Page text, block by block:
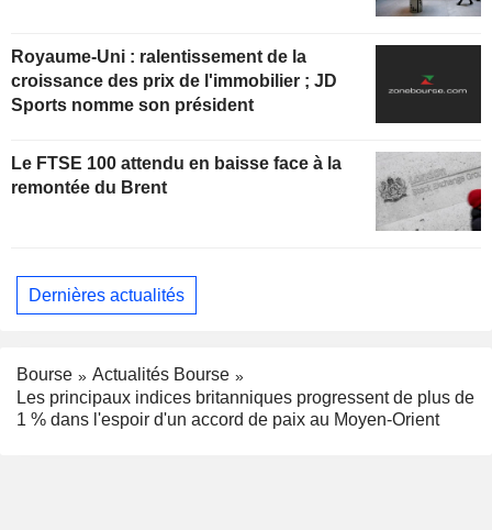
Royaume-Uni : ralentissement de la
croissance des prix de l'immobilier ; JD
Sports nomme son président
Le FTSE 100 attendu en baisse face à la
remontée du Brent
Dernières actualités
Bourse
Actualités Bourse
Les principaux indices britanniques progressent de plus de
1 % dans l'espoir d'un accord de paix au Moyen-Orient